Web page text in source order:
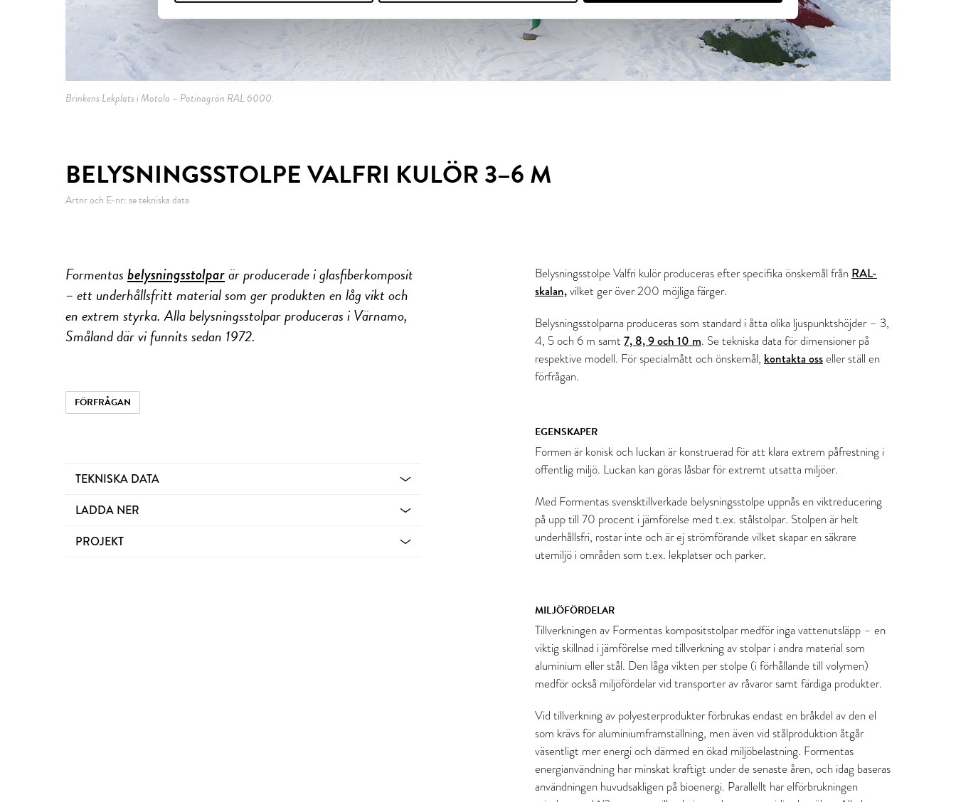
Brinkens Lekplats i Motala – Patinagrön RAL 6000.
BELYSNINGSSTOLPE VALFRI KULÖR 3–6 M
Artnr och E-nr: se tekniska data
Formentas belysningsstolparär producerade i glasfiberkomposit
– ett underhållsfritt material som ger produkten en låg vikt och
en extrem styrka. Alla belysningsstolpar produceras i Värnamo,
Småland där vi funnits sedan 1972.
FÖRFRÅGAN
TEKNISKA DATA
LADDA NER
PROJEKT
Belysningsstolpe Valfri kulör produceras efter specifika önskemål från RAL-
skalan,vilket ger över 200 möjliga färger.
Belysningsstolparna produceras som standard i åtta olika ljuspunktshöjder – 3,
4, 5 och 6 m samt 7, 8, 9 och 10 m. Se tekniska data för dimensioner på
respektive modell. För specialmått och önskemål, kontakta osseller ställ en
förfrågan.
EGENSKAPER
Formen är konisk och luckan är konstruerad för att klara extrem påfrestning i
offentlig miljö. Luckan kan göras låsbar för extremt utsatta miljöer.
Med Formentas svensktillverkade belysningsstolpe uppnås en viktreducering
på upp till 70 procent i jämförelse med t.ex. stålstolpar. Stolpen är helt
underhållsfri, rostar inte och är ej strömförande vilket skapar en säkrare
utemiljö i områden som t.ex. lekplatser och parker.
MILJÖFÖRDELAR
Tillverkningen av Formentas kompositstolpar medför inga vattenutsläpp – en
viktig skillnad i jämförelse med tillverkning av stolpar i andra material som
aluminium eller stål. Den låga vikten per stolpe (i förhållande till volymen)
medför också miljöfördelar vid transporter av råvaror samt färdiga produkter.
Vid tillverkning av polyesterprodukter förbrukas endast en bråkdel av den el
som krävs för aluminiumframställning, men även vid stålproduktion åtgår
väsentligt mer energi och därmed en ökad miljöbelastning. Formentas
energianvändning har minskat kraftigt under de senaste åren, och idag baseras
användningen huvudsakligen på bioenergi. Parallellt har elförbrukningen